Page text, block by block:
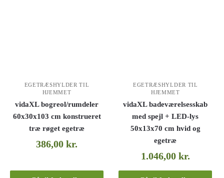
EGETRÆSHYLDER TIL
HJEMMET
vidaXL bogreol/rumdeler
60x30x103 cm konstrueret
træ røget egetræ
386,00kr.
EGETRÆSHYLDER TIL
HJEMMET
vidaXL badeværelsesskab
med spejl + LED-lys
50x13x70 cm hvid og
egetræ
1.046,00 kr.